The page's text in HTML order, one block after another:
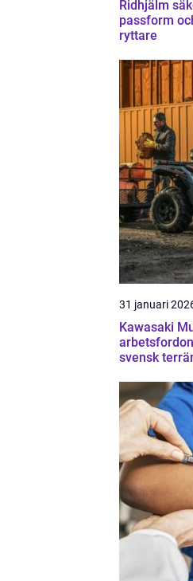
Ridhjälm säkerhet,
passform
ryttare
31 januari
Kawasaki
svensk